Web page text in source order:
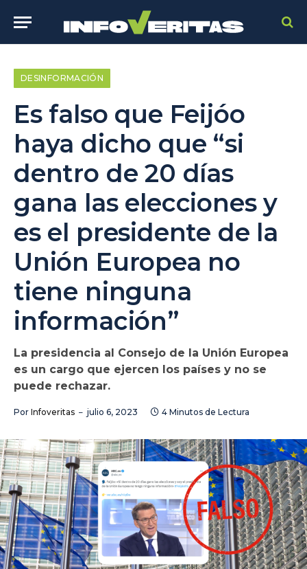
DESINFORMACIÓN
Es falso que Feijóo
haya dicho que “si
dentro de 20 días
gana las elecciones y
es el presidente de la
Unión Europea no
tiene ninguna
información”
La presidencia al Consejo de la Unión Europea
es un cargo que ejercen los países y no se
puede rechazar.
Por Infoveritas julio 6, 2023 4 Minutos de Lectura